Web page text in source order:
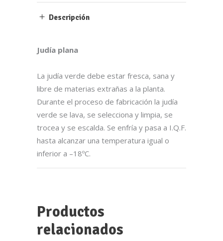
Descripción
Judía plana
La judía verde debe estar fresca, sana y
libre de materias extrañas a la planta.
Durante el proceso de fabricación la judía
verde se lava, se selecciona y limpia, se
trocea y se escalda. Se enfría y pasa a I.Q.F.
hasta alcanzar una temperatura igual o
inferior a –18ºC.
Productos
relacionados
Por favor, introduce una respuesta en dígitos:
trece + uno =
Nuestras Redes Sociales
Información legal
Términos y condiciones de compra